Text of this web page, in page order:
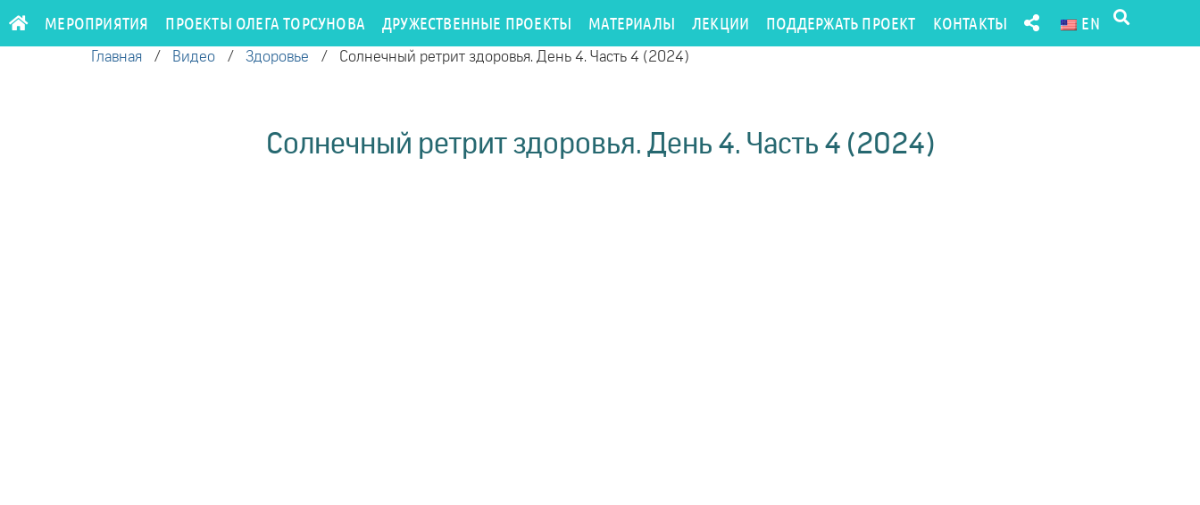
МЕРОПРИЯТИЯ ПРОЕКТЫ ОЛЕГА ТОРСУНОВА ДРУЖЕСТВЕННЫЕ ПРОЕКТЫ МАТЕРИАЛЫ ЛЕКЦИИ ПОДДЕРЖАТЬ ПРОЕКТ КОНТАКТЫ EN
Главная / Видео / Здоровье / Солнечный ретрит здоровья. День 4. Часть 4 (2024)
Солнечный ретрит здоровья. День 4. Часть 4 (2024)